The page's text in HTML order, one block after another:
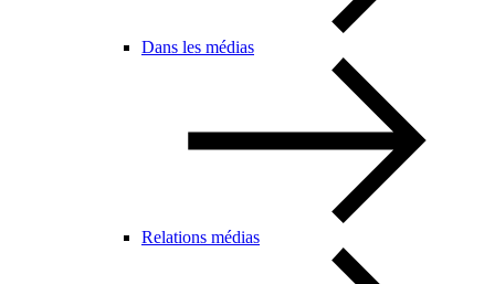
Dans les médias
Relations médias